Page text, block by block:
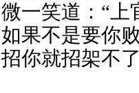
微一笑道：“上
如果不是要你
招你就招架不